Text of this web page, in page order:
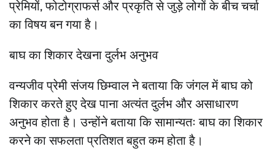
प्रेमियों, फोटोग्राफर्स और प्रकृति से जुड़े लोगों के बीच चर्चा
का विषय बन गया है।
बाघ का शिकार देखना दुर्लभ अनुभव
वन्यजीव प्रेमी संजय छिम्वाल ने बताया कि जंगल में बाघ को
शिकार करते हुए देख पाना अत्यंत दुर्लभ और असाधारण
अनुभव होता है। उन्होंने बताया कि सामान्यतः बाघ का शिकार
करने का सफलता प्रतिशत बहुत कम होता है।